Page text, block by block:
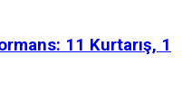
11 Kurtarış, 1